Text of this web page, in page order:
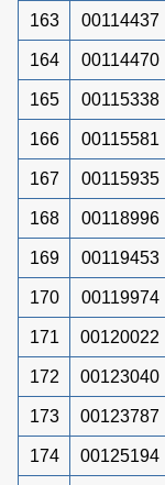
163 00114437
164 00114470
165 00115338
166 00115581
167 00115935
168 00118996
169 00119453
170 00119974
171 00120022
172 00123040
173 00123787
174 00125194